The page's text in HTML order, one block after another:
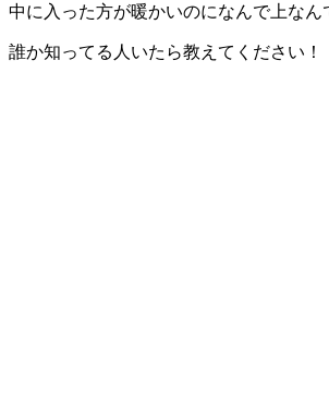
中に入った方が暖かいのになんで上なん
誰か知ってる人いたら教えてください！